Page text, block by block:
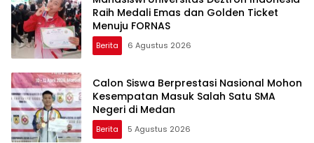
Raih Medali Emas dan Golden Ticket
Menuju FORNAS
Berita 6 Agustus 2026
Calon Siswa Berprestasi Nasional Mohon
Kesempatan Masuk Salah Satu SMA
Negeri di Medan
Berita 5 Agustus 2026